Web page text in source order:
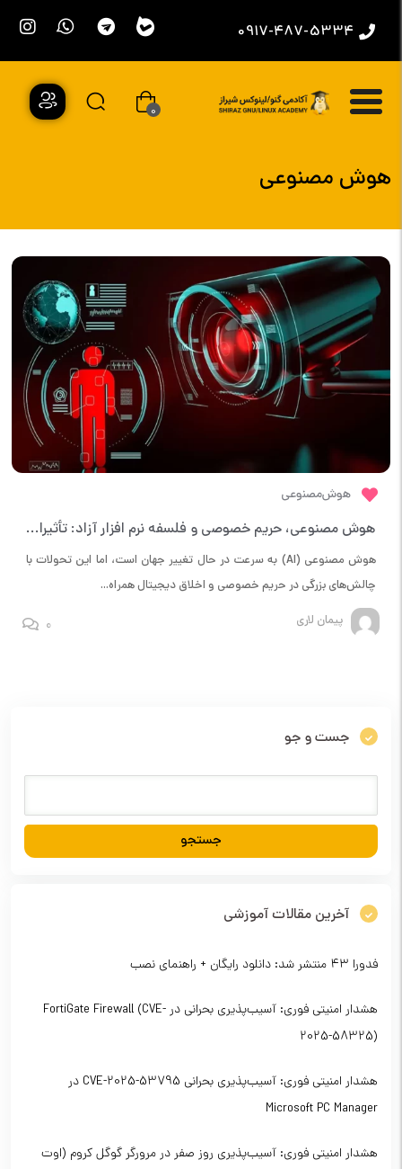
0917-487-5334
0
هوش مصنوعی
هوش‌مصنوعی
هوش مصنوعی، حریم خصوصی و فلسفه نرم افزار آزاد: تأثیرات و چالش‌ها
هوش مصنوعی (AI) به سرعت در حال تغییر جهان است، اما این تحولات با
چالش‌های بزرگی در حریم خصوصی و اخلاق دیجیتال همراه...
پیمان لاری
0
جست و جو
آخرین مقالات آموزشی
فدورا ۴۳ منتشر شد: دانلود رایگان + راهنمای نصب
هشدار امنیتی فوری: آسیب‌پذیری بحرانی در FortiGate Firewall (CVE-
2025-58325)
هشدار امنیتی فوری: آسیب‌پذیری بحرانی CVE-2025-53795 در
Microsoft PC Manager
هشدار امنیتی فوری: آسیب‌پذیری روز صفر در مرورگر گوگل کروم (اوت